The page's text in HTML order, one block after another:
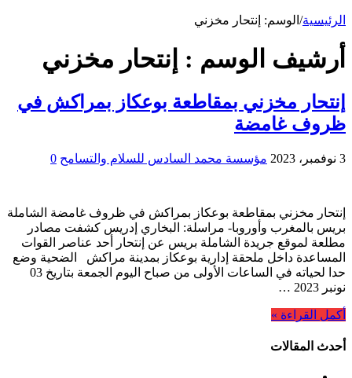
الرئيسية/ الوسم: إنتحار مخزني
أرشيف الوسم : إنتحار مخزني
إنتحار مخزني بمقاطعة بوعكاز بمراكش في
ظروف غامضة
3 نوفمبر، 2023 مؤسسة محمد السادس للسلام والتسامح 0
إنتحار مخزني بمقاطعة بوعكاز بمراكش في ظروف غامضة الشاملة
بريس بالمغرب وأوروبا- مراسلة: البخاري إدريس كشفت مصادر
مطلعة لموقع جريدة الشاملة بريس عن إنتحار أحد عناصر القوات
المساعدة داخل ملحقة إدارية بوعكاز بمدينة مراكش الضحية وضع
حدا لحياته في الساعات الأولى من صباح اليوم الجمعة بتاريخ 03
نونبر 2023 …
أكمل القراءة »
أحدث المقالات